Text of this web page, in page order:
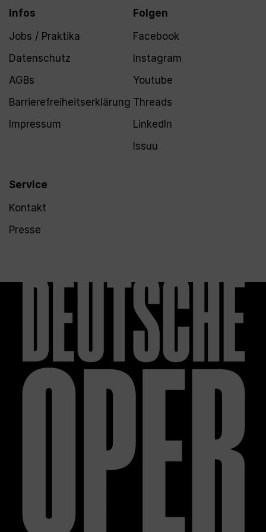
Infos
Jobs / Praktika
Datenschutz
AGBs
Barrierefreiheitserklärung
Impressum
Service
Kontakt
Presse
Folgen
Facebook
Instagram
Youtube
Threads
LinkedIn
Issuu